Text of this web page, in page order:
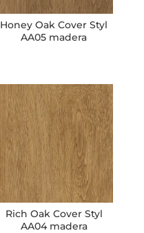
Honey Oak Cover Styl
AA05 madera
Rich Oak Cover Styl
AA04 madera